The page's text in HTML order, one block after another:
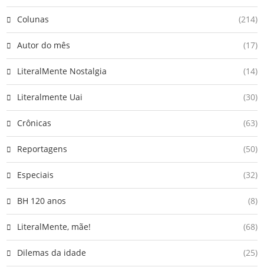
Colunas (214)
Autor do mês (17)
LiteralMente Nostalgia (14)
Literalmente Uai (30)
Crônicas (63)
Reportagens (50)
Especiais (32)
BH 120 anos (8)
LiteralMente, mãe! (68)
Dilemas da idade (25)